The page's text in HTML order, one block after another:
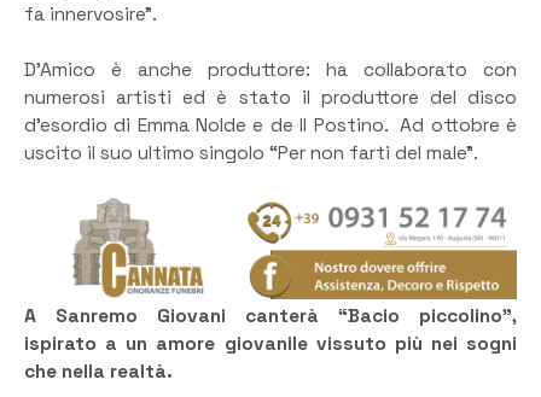
fa innervosire”.
D’Amico è anche produttore: ha collaborato con
numerosi artisti ed è stato il produttore del disco
d’esordio di Emma Nolde e de Il Postino. Ad ottobre è
uscito il suo ultimo singolo “Per non farti del male”.
A Sanremo Giovani canterà “Bacio piccolino”,
ispirato a un amore giovanile vissuto più nei sogni
che nella realtà.